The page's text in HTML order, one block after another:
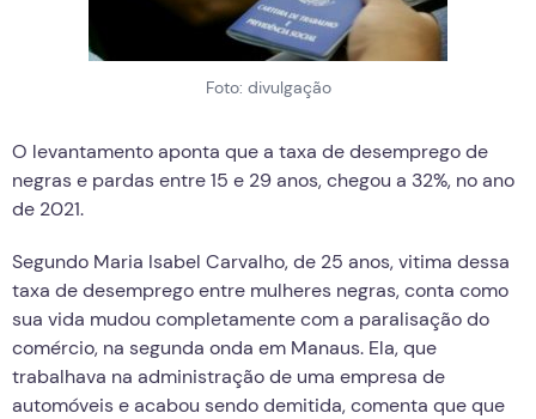
Foto: divulgação
O levantamento aponta que a taxa de desemprego de
negras e pardas entre 15 e 29 anos, chegou a 32%, no ano
de 2021.
Segundo Maria Isabel Carvalho, de 25 anos, vitima dessa
taxa de desemprego entre mulheres negras, conta como
sua vida mudou completamente com a paralisação do
comércio, na segunda onda em Manaus. Ela, que
trabalhava na administração de uma empresa de
automóveis e acabou sendo demitida, comenta que que